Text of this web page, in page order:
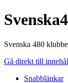
Svenska 480
Gå direkt till
Snabblänkar